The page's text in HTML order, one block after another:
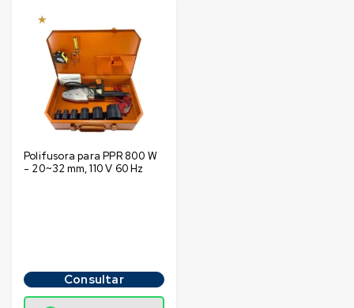
Polifusora para PPR 800 W
- 20~32 mm, 110 V 60 Hz
Consultar